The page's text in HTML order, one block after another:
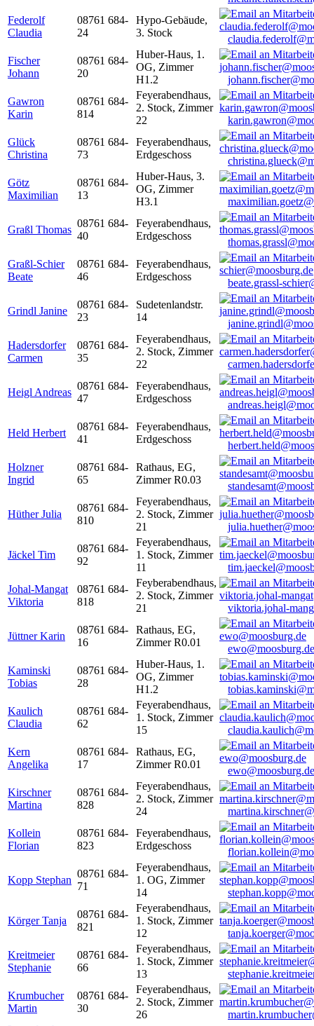
Federolf
Claudia
08761 684-
24
Hypo-Gebäude,
3. Stock
Fischer
Johann
08761 684-
20
Huber-Haus, 1.
OG, Zimmer
H1.2
Gawron
Karin
08761 684-
814
Feyerabendhaus,
2. Stock, Zimmer
22
Glück
Christina
08761 684-
73
Feyerabendhaus,
Erdgeschoss
Götz
Maximilian
08761 684-
13
Huber-Haus, 3.
OG, Zimmer
H3.1
Graßl Thomas
08761 684-
40
Feyerabendhaus,
Erdgeschoss
Graßl-Schier
Beate
08761 684-
46
Feyerabendhaus,
Erdgeschoss
beate.grassl-
Grindl Janine
08761 684-
23
Sudetenlandstr.
14
Hadersdorfer
Carmen
08761 684-
35
Feyerabendhaus,
2. Stock, Zimmer
22
Heigl Andreas
08761 684-
47
Feyerabendhaus,
Erdgeschoss
Held Herbert
08761 684-
41
Feyerabendhaus,
Erdgeschoss
Holzner
Ingrid
08761 684-
65
Rathaus, EG,
Zimmer R0.03
Hüther Julia
08761 684-
810
Feyerabendhaus,
2. Stock, Zimmer
21
Jäckel Tim
08761 684-
92
Feyerabendhaus,
1. Stock, Zimmer
11
Johal-Mangat
Viktoria
08761 684-
818
Feyberabendhaus,
2. Stock, Zimmer
21
viktoria.johal-
Jüttner Karin
08761 684-
16
Rathaus, EG,
Zimmer R0.01
ewo@moosburg.de
Kaminski
Tobias
08761 684-
28
Huber-Haus, 1.
OG, Zimmer
H1.2
Kaulich
Claudia
08761 684-
62
Feyerabendhaus,
1. Stock, Zimmer
15
Kern
Angelika
08761 684-
17
Rathaus, EG,
Zimmer R0.01
ewo@moosburg.de
Kirschner
Martina
08761 684-
828
Feyerabendhaus,
2. Stock, Zimmer
24
Kollein
Florian
08761 684-
823
Feyerabendhaus,
Erdgeschoss
Kopp Stephan
08761 684-
71
Feyerabendhaus,
1. OG, Zimmer
14
Körger Tanja
08761 684-
821
Feyerabendhaus,
1. Stock, Zimmer
12
Kreitmeier
Stephanie
08761 684-
66
Feyerabendhaus,
1. Stock, Zimmer
13
Krumbucher
Martin
08761 684-
30
Feyerabendhaus,
2. Stock, Zimmer
26